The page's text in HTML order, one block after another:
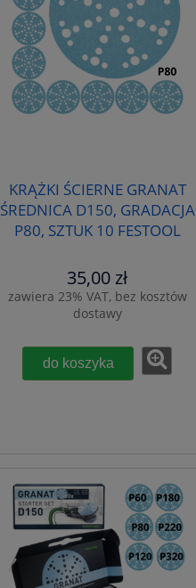
KRĄŻKI ŚCIERNE GRANAT
ŚREDNICA D150, GRADACJA
P80, SZTUK 10 FESTOOL
35,00 zł
zawiera 23% VAT, bez kosztów
dostawy
do koszyka